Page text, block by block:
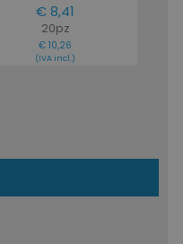
€ 8,41
20pz
€ 10,26
(IVA incl.)